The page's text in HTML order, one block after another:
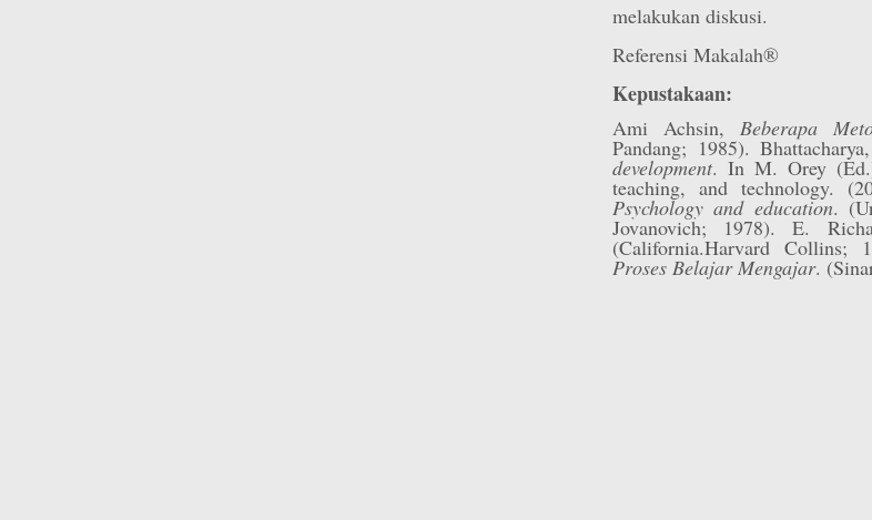
melakukan diskusi.
Referensi Makalah®
Kepustakaan:
Ami Achsin, Beberapa
Pandang; 1985).
development. In M. Orey
teaching, and technology.
Psychology and education.
Jovanovich; 1978). E.
(California.Harvard Collins;
Proses Belajar Mengajar.